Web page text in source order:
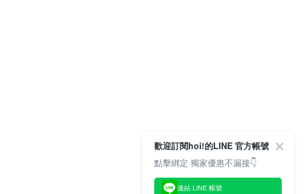
歡迎訂閱hoi!的LINE 官方帳號
點擊綁定 獨家優惠不漏接👇
連結 LINE 帳號